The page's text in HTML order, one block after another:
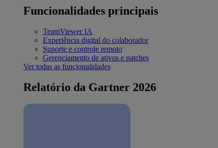
Funcionalidades principais
TeamViewer IA
Experiência digital do colaborador
Suporte e controle remoto
Gerenciamento de ativos e patches
Ver todas as funcionalidades
Relatório da Gartner 2026